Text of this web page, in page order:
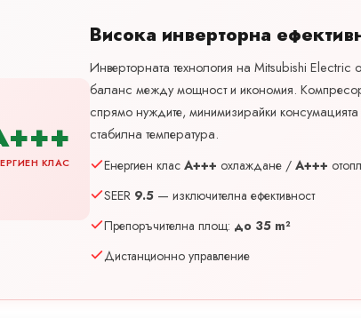
КЛАС
Висока инверторна
Инверторната технология на Mitsubishi Electric
баланс между мощност и икономия.
спрямо нуждите, минимизирайки
стабилна температура.
Енергиен класA+++ охлаждане /A+++
SEER 9.5 — изключителна ефективност
Препоръчителна площ: до 35 m²
Дистанционно управление